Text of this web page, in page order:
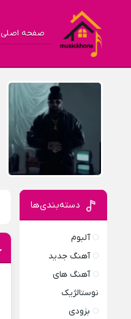
صفحه اصلی
دسته‌بندی‌ها
آلبوم
آهنگ جدید
آهنگ های
نوستالژیک
بزودی